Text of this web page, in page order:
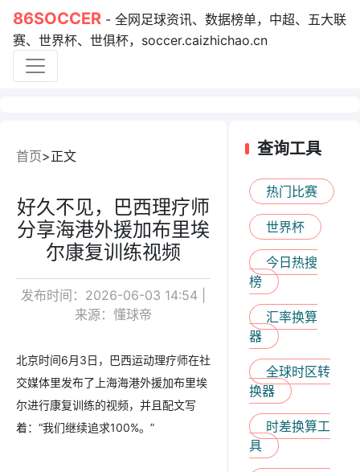
86SOCCER - 全网足球资讯、数据榜单，中超、五大联
赛、世界杯、世俱杯，soccer.caizhichao.cn
首页 正文
好久不见，巴西理疗师
分享海港外援加布里埃
尔康复训练视频
发布时间：2026-06-03 14:54 |
来源：懂球帝
北京时间6月3日，巴西运动理疗师在社
交媒体里发布了上海海港外援加布里埃
尔进行康复训练的视频，并且配文写
着：“我们继续追求100%。”
查询工具
热门比赛
世界杯
今日热搜
榜
汇率换算
器
全球时区转
换器
时差换算工
具